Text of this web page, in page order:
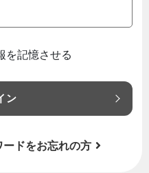
を記憶させる
ン
ードをお忘れの方